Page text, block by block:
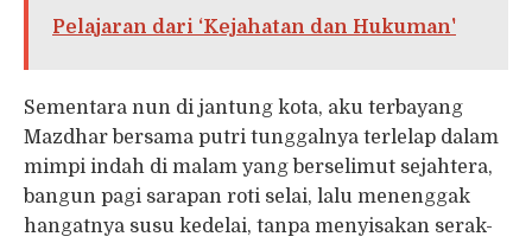
Pelajaran dari ‘Kejahatan dan Hukuman'
Sementara nun di jantung kota, aku terbayang
Mazdhar bersama putri tunggalnya terlelap dalam
mimpi indah di malam yang berselimut sejahtera,
bangun pagi sarapan roti selai, lalu menenggak
hangatnya susu kedelai, tanpa menyisakan serak-